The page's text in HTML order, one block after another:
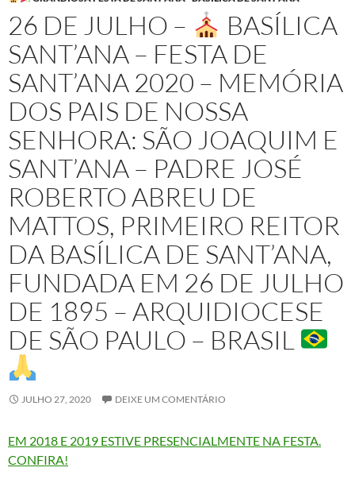
26 DE JULHO –
BASÍLICA
SANT’ANA – FESTA DE
SANT’ANA 2020 – MEMÓRIA
DOS PAIS DE NOSSA
SENHORA: SÃO JOAQUIM E
SANT’ANA – PADRE JOSÉ
ROBERTO ABREU DE
MATTOS, PRIMEIRO REITOR
DA BASÍLICA DE SANT’ANA,
FUNDADA EM 26 DE JULHO
DE 1895 – ARQUIDIOCESE
DE SÃO PAULO – BRASIL
JULHO 27, 2020 DEIXE UM COMENTÁRIO
EM 2018 E 2019 ESTIVE PRESENCIALMENTE NA FESTA.
CONFIRA!